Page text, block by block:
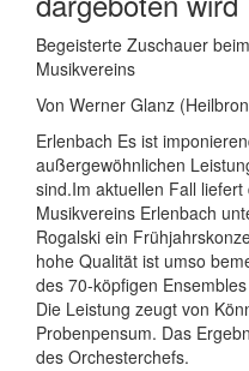
Begeisterte Zuschauer
Musikvereins
Von Werner Glanz
Erlenbach Es ist
außergewöhnlichen
sind.Im aktuellen Fall
Musikvereins Erlenbach
Rogalski ein
hohe Qualität ist umso
des 70-köpfigen
Die Leistung zeugt von
Probenpensum. Das
des Orchesterchefs.